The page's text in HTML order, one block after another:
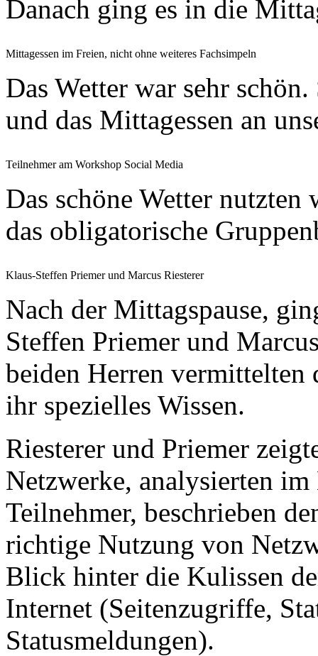
Danach ging es in die
Mittagessen im Freien, nicht ohne weiteres Fachsimpeln
Das Wetter war sehr
und das Mittagessen an
Teilnehmer am Workshop Social Media
Das schöne Wetter
das obligatorische
Klaus-Steffen Priemer und Marcus Riesterer
Nach der Mittagspause,
Steffen Priemer und
beiden Herren vermittelten
ihr spezielles Wissen.
Riesterer und Priemer
Netzwerke, analysierten
Teilnehmer, beschrieben
richtige Nutzung von
Blick hinter die Kulissen
Internet (Seitenzugriffe,
Statusmeldungen).